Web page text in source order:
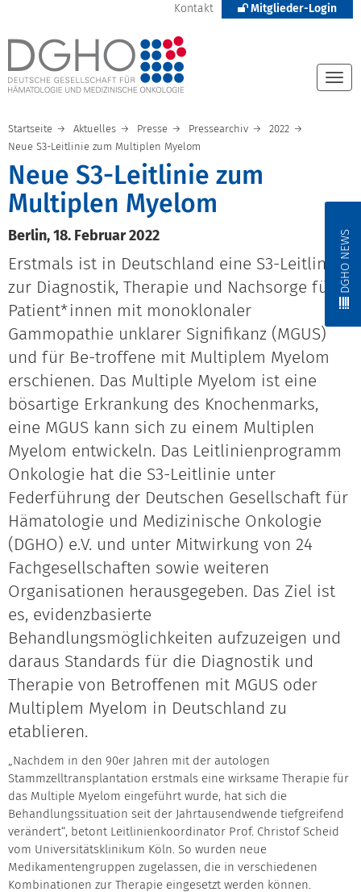
Kontakt Mitglieder-Login
DGHO NEWS
Startseite Aktuelles Presse Pressearchiv
2022
Neue S3-Leitlinie zum Multiplen Myelom
Neue S3-Leitlinie zum
Multiplen Myelom
Berlin, 18. Februar 2022
Erstmals ist in Deutschland eine S3-Leitlinie
zur Diagnostik, Therapie und Nachsorge für
Patient*innen mit monoklonaler
Gammopathie unklarer Signifikanz (MGUS)
und für Be-troffene mit Multiplem Myelom
erschienen. Das Multiple Myelom ist eine
bösartige Erkrankung des Knochenmarks,
eine MGUS kann sich zu einem Multiplen
Myelom entwickeln. Das Leitlinienprogramm
Onkologie hat die S3-Leitlinie unter
Federführung der Deutschen Gesellschaft für
Hämatologie und Medizinische Onkologie
(DGHO) e.V. und unter Mitwirkung von 24
Fachgesellschaften sowie weiteren
Organisationen herausgegeben. Das Ziel ist
es, evidenzbasierte
Behandlungsmöglichkeiten aufzuzeigen und
daraus Standards für die Diagnostik und
Therapie von Betroffenen mit MGUS oder
Multiplem Myelom in Deutschland zu
etablieren.
„Nachdem in den 90er Jahren mit der autologen
Stammzelltransplantation erstmals eine wirksame Therapie für
das Multiple Myelom eingeführt wurde, hat sich die
Behandlungssituation seit der Jahrtausendwende tiefgreifend
verändert“, betont Leitlinienkoordinator Prof. Christof Scheid
vom Universitätsklinikum Köln. So wurden neue
Medikamentengruppen zugelassen, die in verschiedenen
Kombinationen zur Therapie eingesetzt werden können.